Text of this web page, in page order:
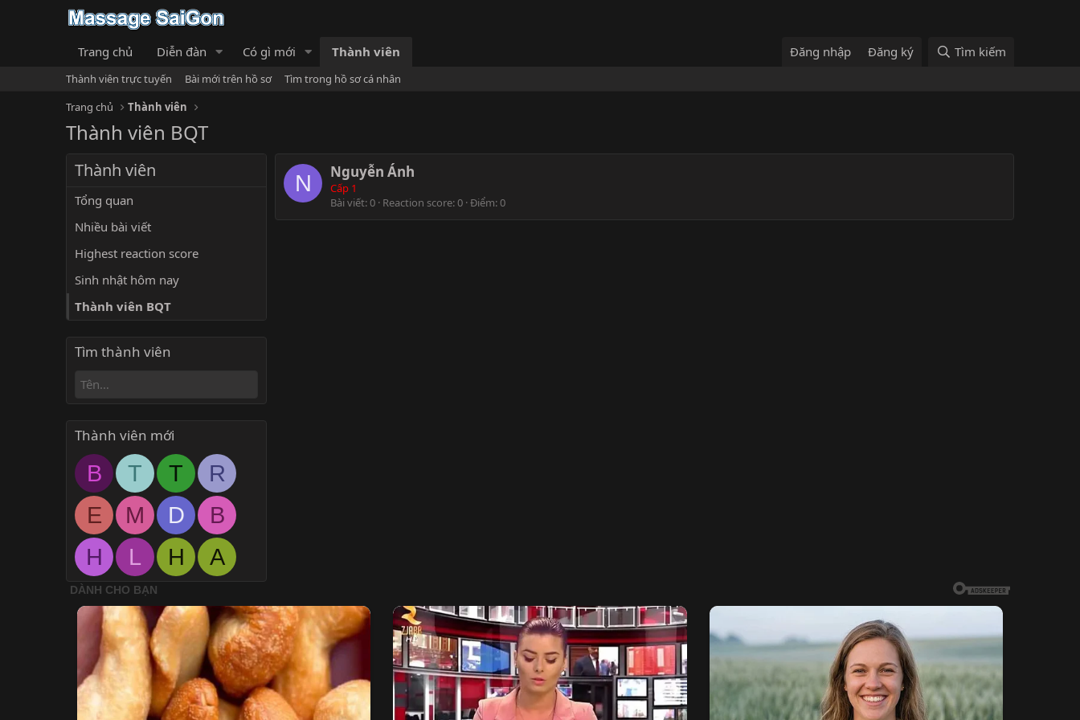
Trang chủ Diễn đàn Có gì mới Thành viên Đăng nhập Đăng ký Tìm kiếm
Thành viên trực tuyến Bài mới trên hồ sơ
Tìm trong hồ sơ cá nhân
Trang chủ
Thành viên
Thành viên BQT
Thành viên
Tổng quan
Nhiều bài viết
Highest reaction score
Sinh nhật hôm nay
Thành viên BQT
Tìm thành viên
Thành viên mới
B T T
R
E
M D
B
H
L H A
N Nguyễn Ánh
Cấp 1
Bài viết 0 Reaction score 0 Điểm 0